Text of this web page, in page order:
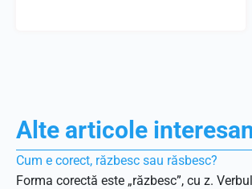
Alte articole
Cum e corect, răzbesc sau răsbesc?
Forma corectă este „răzbesc”, cu z.